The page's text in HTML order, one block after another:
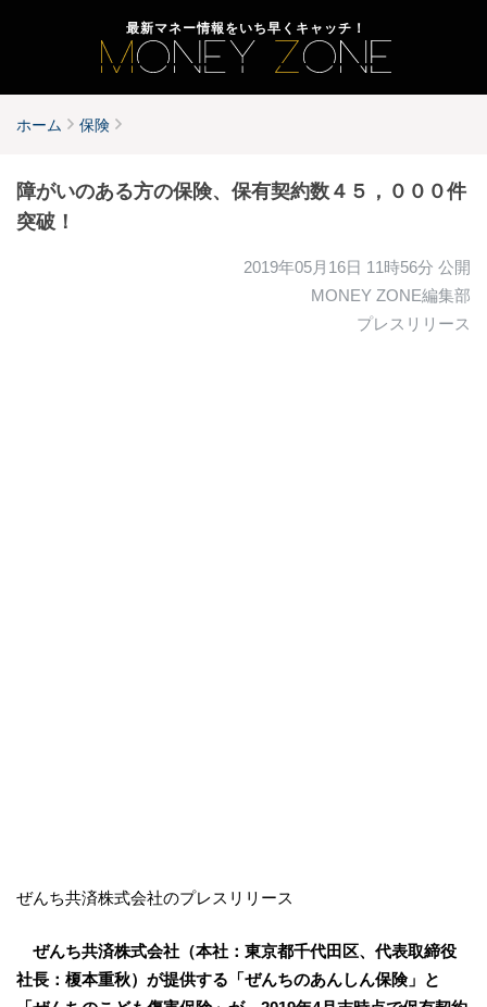
最新マネー情報をいち早くキャッチ！
ホーム 保険
障がいのある方の保険、保有契約数４５，０００件
突破！
2019年05月16日 11時56分 公開
MONEY ZONE編集部
プレスリリース
ぜんち共済株式会社のプレスリリース
ぜんち共済株式会社（本社：東京都千代田区、代表取締役
社長：榎本重秋）が提供する「ぜんちのあんしん保険」と